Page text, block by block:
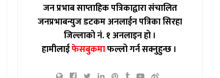
जन प्रभाब साप्ताहिक पत्रिकाद्वारा संचालित
जनप्रभाबन्युज डटकम अनलाईन पत्रिका सिरहा
जिल्लाको नं. १ अनलाइन हो ।
हामीलाईफेसबुकमाफल्लो गर्न सक्नुहुन्छ ।